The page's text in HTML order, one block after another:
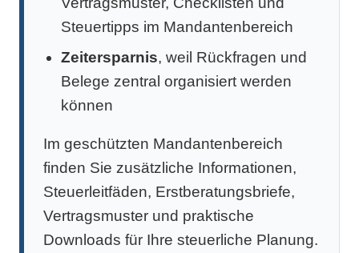
Steuertipps im Mandantenbereich
Zeitersparnis, weil Rückfragen und
Belege zentral organisiert werden
können
Im geschützten Mandantenbereich
finden Sie zusätzliche Informationen,
Steuerleitfäden, Erstberatungsbriefe,
Vertragsmuster und praktische
Downloads für Ihre steuerliche Planung.